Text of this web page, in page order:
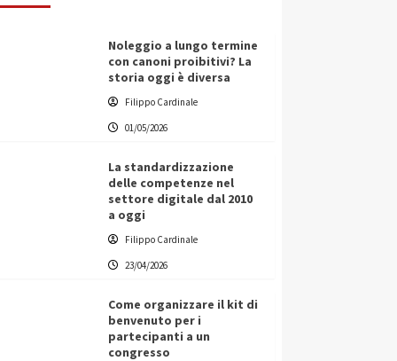
Noleggio a lungo termine
con canoni proibitivi? La
storia oggi è diversa
Filippo Cardinale
01/05/2026
La standardizzazione
delle competenze nel
settore digitale dal 2010
a oggi
Filippo Cardinale
23/04/2026
Come organizzare il kit di
benvenuto per i
partecipanti a un
congresso